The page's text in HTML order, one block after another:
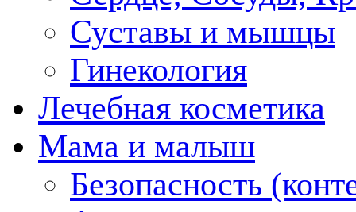
Суставы и мышцы
Гинекология
Лечебная косметика
Мама и малыш
Безопасность